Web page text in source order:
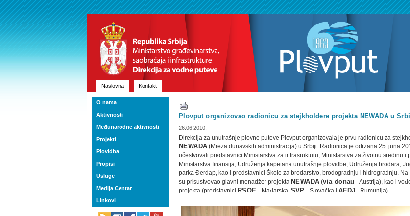
Naslovna Kontakt
Plovput organizovao radionicu za stejkholdere projekta NEWADA u
26.06.2010.
Direkcija za unutrašnje plovne puteve Plovput organizovala je prvu radionicu za
NEWADA (Mreža dunavskih administracija) u Srbiji. Radionica je održana 25. juna
učestvovali predstavnici Ministarstva za infrasrukturu, Ministarstva za životnu sredinu i
Ministarstva finansija, Udruženja kapetana unutrašnje plovidbe, Udruženja brodara,
parka Đerdap, kao i predstavnici Škole za brodarstvo, brodogradnju i hidrogradnju.
su prisustvovao glavni menadžer projekta NEWADA (via donau - Austrija), kao i
projekta (predstavnici RSOE - Mađarska, SVP - Slovačka i AFDJ - Rumunija).
O nama
Aktivnosti
Međunarodne aktivnosti
Projekti
Plovidba
Propisi
Usluge
Medija Centar
Linkovi